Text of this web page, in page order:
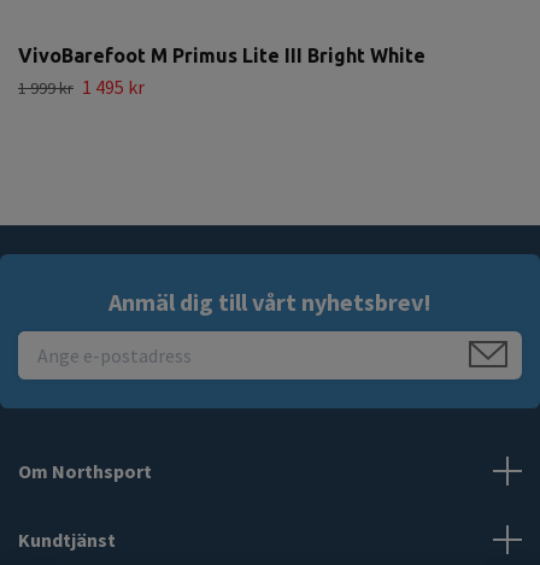
VivoBarefoot M Primus Lite III Bright White
1 999 kr 1 495 kr
Anmäl dig till vårt nyhetsbrev!
Om Northsport
Kundtjänst